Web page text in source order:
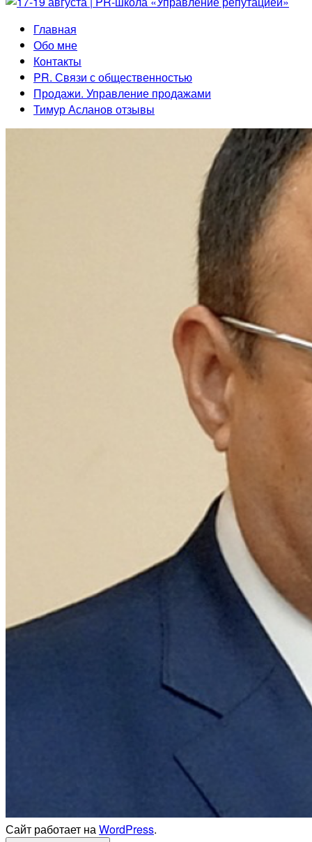
Главная
Обо мне
Контакты
PR. Связи с общественностью
Продажи. Управление продажами
Тимур Асланов отзывы
Сайт работает наWordPress.